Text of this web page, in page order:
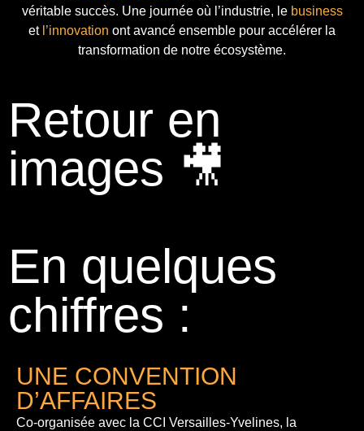
véritable succès. Une journée où l’industrie, le business
et l’innovation ont avancé ensemble pour accélérer la
transformation de notre écosystème.
Retour en
images 🎥
En quelques
chiffres :
UNE CONVENTION
D’AFFAIRES
Co-organisée avec la CCI Versailles-Yvelines, la